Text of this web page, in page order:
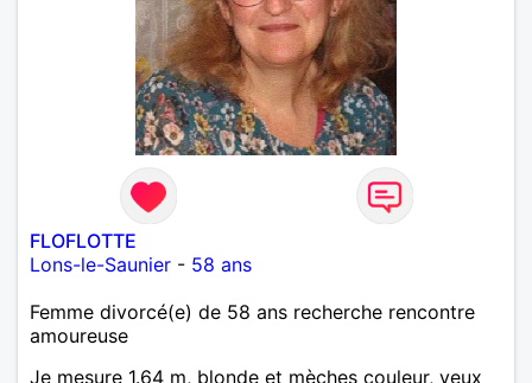
FLOFLOTTE
Lons-le-Saunier - 58 ans
Femme divorcé(e) de 58 ans recherche rencontre
amoureuse
Je mesure 1.64 m, blonde et mèches couleur, yeux